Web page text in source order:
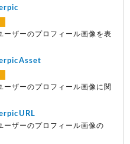
ーザーのプロフィール画像を表
ーザーのプロフィール画像に関
ーザーのプロフィール画像の